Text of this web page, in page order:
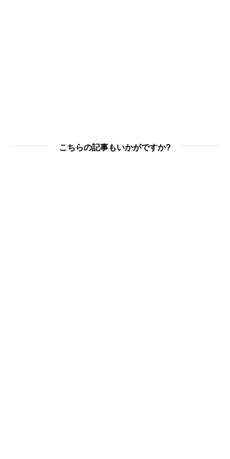
こちらの記事もいかがですか?